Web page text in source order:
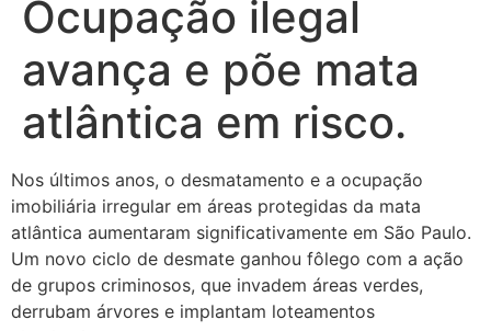
Ocupação ilegal
avança e põe mata
atlântica em risco.
Nos últimos anos, o desmatamento e a ocupação
imobiliária irregular em áreas protegidas da mata
atlântica aumentaram significativamente em São Paulo.
Um novo ciclo de desmate ganhou fôlego com a ação
de grupos criminosos, que invadem áreas verdes,
derrubam árvores e implantam loteamentos